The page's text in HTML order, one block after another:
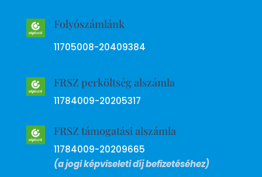
Folyószámlánk
11705008-20409384
FRSZ perköltség alszámla
11784009-20205317
FRSZ támogatási alszámla
11784009-20209665
(a jogi képviseleti díj befizetéséhez)